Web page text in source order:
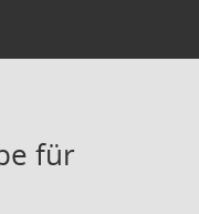
für